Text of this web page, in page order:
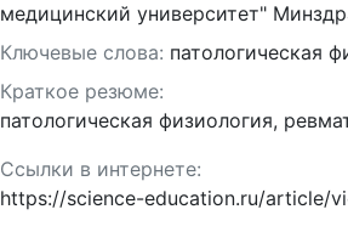
медицинский университет"
Ключевые слова: патологическая
Краткое резюме:
патологическая физиология,
Ссылки в интернете:
https://science-education.ru/article/